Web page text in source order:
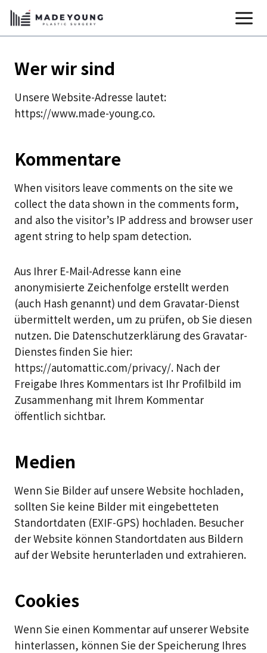
Zum
Inhalt
springen
Wer wir sind
Unsere Website-Adresse lautet:
https://www.made-young.co.
Kommentare
When visitors leave comments on the site we
collect the data shown in the comments form,
and also the visitor’s IP address and browser user
agent string to help spam detection.
Aus Ihrer E-Mail-Adresse kann eine
anonymisierte Zeichenfolge erstellt werden
(auch Hash genannt) und dem Gravatar-Dienst
übermittelt werden, um zu prüfen, ob Sie diesen
nutzen. Die Datenschutzerklärung des Gravatar-
Dienstes finden Sie hier:
https://automattic.com/privacy/. Nach der
Freigabe Ihres Kommentars ist Ihr Profilbild im
Zusammenhang mit Ihrem Kommentar
öffentlich sichtbar.
Medien
Wenn Sie Bilder auf unsere Website hochladen,
sollten Sie keine Bilder mit eingebetteten
Standortdaten (EXIF-GPS) hochladen. Besucher
der Website können Standortdaten aus Bildern
auf der Website herunterladen und extrahieren.
Cookies
Wenn Sie einen Kommentar auf unserer Website
hinterlassen, können Sie der Speicherung Ihres